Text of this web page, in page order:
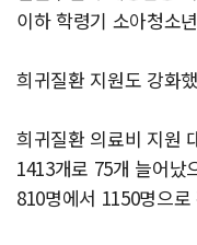
이하 학령기 소아청소
희귀질환 지원도 강화
희귀질환 의료비 지원
1413개로 75개 늘어났
810명에서 1150명으